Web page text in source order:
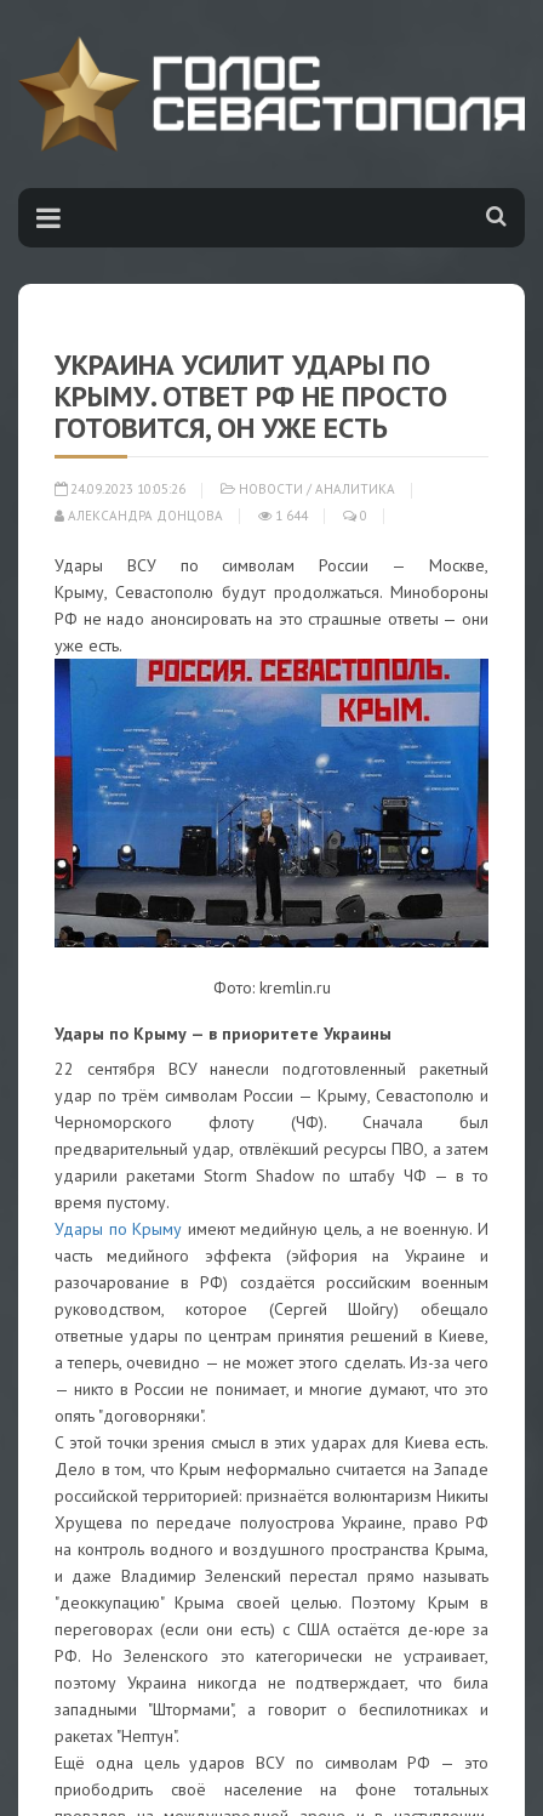
УКРАИНА УСИЛИТ УДАРЫ ПО
КРЫМУ. ОТВЕТ РФ НЕ ПРОСТО
ГОТОВИТСЯ, ОН УЖЕ ЕСТЬ
24.09.2023 10:05:26 НОВОСТИ / АНАЛИТИКА
АЛЕКСАНДРА ДОНЦОВА
1 644 0
Удары ВСУ по символам России — Москве,
Крыму, Севастополю будут продолжаться. Минобороны
РФ не надо анонсировать на это страшные ответы — они
уже есть.
Фото: kremlin.ru
Удары по Крыму — в приоритете Украины
22 сентября ВСУ нанесли подготовленный ракетный
удар по трём символам России — Крыму, Севастополю и
Черноморского флоту (ЧФ). Сначала был
предварительный удар, отвлёкший ресурсы ПВО, а затем
ударили ракетами Storm Shadow по штабу ЧФ — в то
время пустому.
Удары по Крыму имеют медийную цель, а не военную. И
часть медийного эффекта (эйфория на Украине и
разочарование в РФ) создаётся российским военным
руководством, которое (Сергей Шойгу) обещало
ответные удары по центрам принятия решений в Киеве,
а теперь, очевидно — не может этого сделать. Из-за чего
— никто в России не понимает, и многие думают, что это
опять "договорняки".
С этой точки зрения смысл в этих ударах для Киева есть.
Дело в том, что Крым неформально считается на Западе
российской территорией: признаётся волюнтаризм Никиты
Хрущева по передаче полуострова Украине, право РФ
на контроль водного и воздушного пространства Крыма,
и даже Владимир Зеленский перестал прямо называть
"деоккупацию" Крыма своей целью. Поэтому Крым в
переговорах (если они есть) с США остаётся де-юре за
РФ. Но Зеленского это категорически не устраивает,
поэтому Украина никогда не подтверждает, что била
западными "Штормами", а говорит о беспилотниках и
ракетах "Нептун".
Ещё одна цель ударов ВСУ по символам РФ — это
приободрить своё население на фоне тотальных